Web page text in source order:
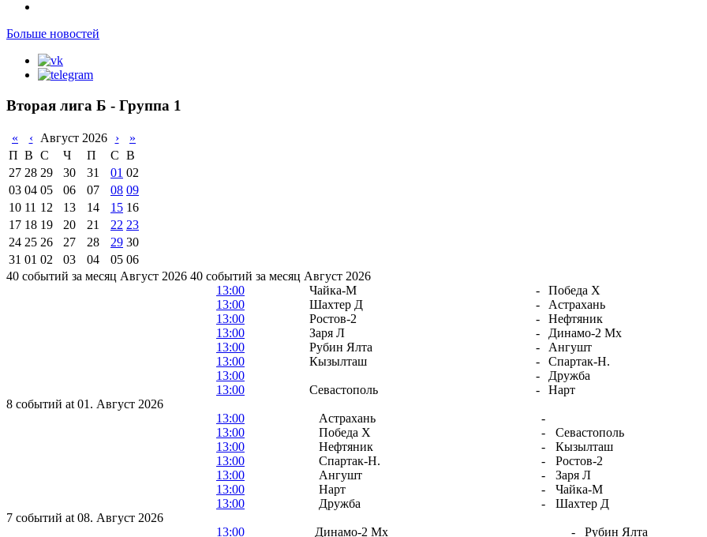
Больше новостей
Вторая лига Б - Группа 1
« ‹ Август 2026 ›
»
П В С Ч П С В
27 28 29 30 31 01 02
03 04 05 06 07 08 09
10 11 12 13 14 15 16
17 18 19 20 21 22 23
24 25 26 27 28 29 30
31 01 02 03 04 05 06
40 событий за месяц Август 2026 40 событий за месяц Август 2026
13:00
Чайка-М -
Победа Х
13:00
Шахтер Д -
Астрахань
13:00
Ростов-2 -
Нефтяник
13:00
Заря Л -
Динамо-2 Мх
13:00
Рубин Ялта -
Ангушт
13:00
Кызылташ -
Спартак-Н.
13:00
-
Дружба
13:00
Севастополь -
Нарт
8 событий at 01. Август 2026
13:00
Астрахань
-
13:00
Победа Х -
Севастополь
13:00
Нефтяник -
Кызылташ
13:00
Спартак-Н. -
Ростов-2
13:00
Ангушт -
Заря Л
13:00
Нарт -
Чайка-М
13:00
Дружба -
Шахтер Д
7 событий at 08. Август 2026
13:00
Динамо-2 Мх - Рубин Ялта